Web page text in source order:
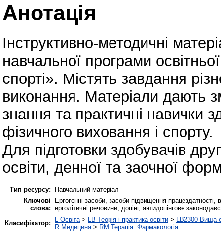
Анотація
Інструктивно-методичні
навчальної програми
спорті». Містять завдання
виконання. Матеріали дають
знання та практичні навички
фізичного виховання і спорту.
Для підготовки здобувачів
освіти, денної та заочної
Тип ресурсу:
Навчальний матеріал
Ключові
слова:
Ергогенні засоби, засоби підвищення працездатності,
ерголітичні речовини, допінг, антидопінгове
Класифікатор:
L Освіта > LB Теорія і практика освіти > LB2300 Вища
R Медицина > RM Терапія. Фармакологія